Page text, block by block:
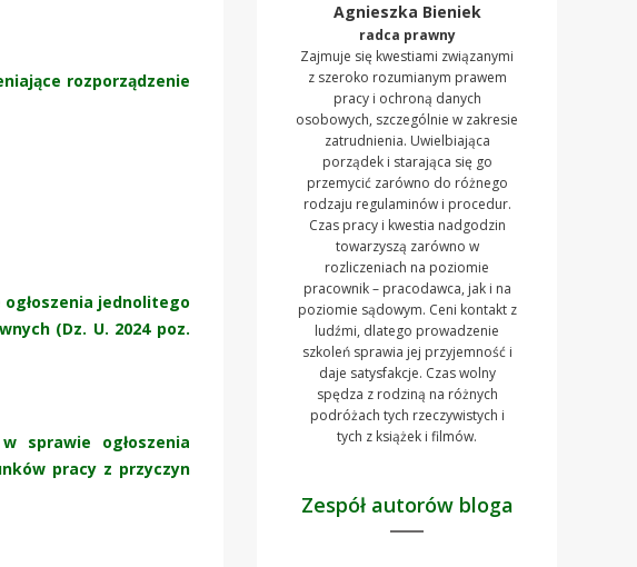
rozporządzenie
jednolitego
(Dz. U. 2024 poz.
sprawie ogłoszenia
pracy z przyczyn
Agnieszka Bieniek
radca prawny
Zajmuje się kwestiami związanymi
z szeroko rozumianym prawem
pracy i ochroną danych
osobowych, szczególnie w zakresie
zatrudnienia. Uwielbiająca
porządek i starająca się go
przemycić zarówno do różnego
rodzaju regulaminów i procedur.
Czas pracy i kwestia nadgodzin
towarzyszą zarówno w
rozliczeniach na poziomie
pracownik – pracodawca, jak i na
poziomie sądowym. Ceni kontakt z
ludźmi, dlatego prowadzenie
szkoleń sprawia jej przyjemność i
daje satysfakcje. Czas wolny
spędza z rodziną na różnych
podróżach tych rzeczywistych i
tych z książek i filmów.
Zespół autorów bloga